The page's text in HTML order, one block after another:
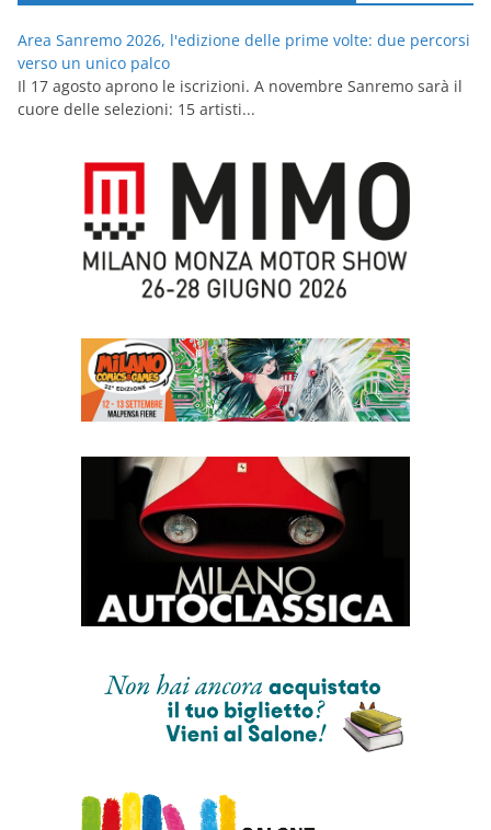
Area Sanremo 2026, l'edizione delle prime volte: due percorsi
verso un unico palco
Il 17 agosto aprono le iscrizioni. A novembre Sanremo sarà il
cuore delle selezioni: 15 artisti...